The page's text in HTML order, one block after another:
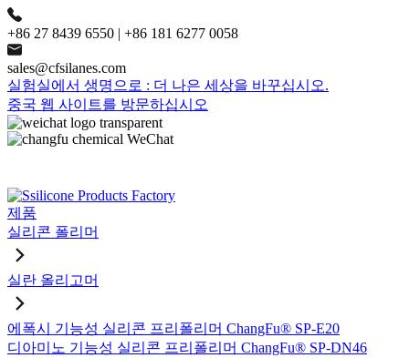
+86 27 8439 6550 | +86 181 6277 0058
sales@cfsilanes.com
실험실에서 생명으로 : 더 나은 세상을 바꾸십시오.
중국 웹 사이트를 방문하십시오
제품
실리콘 폴리머
실란 올리고머
에폭시 기능성 실리콘 프리폴리머 ChangFu® SP-E20
디아미노 기능성 실리콘 프리폴리머 ChangFu® SP-DN46